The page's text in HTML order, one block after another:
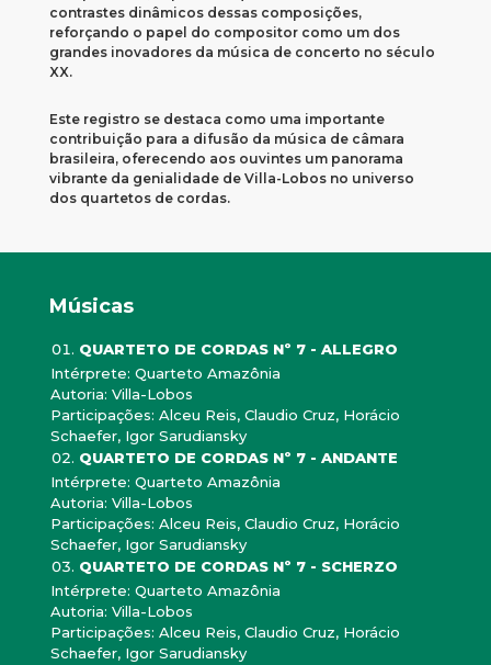
contrastes dinâmicos dessas composições,
reforçando o papel do compositor como um dos
grandes inovadores da música de concerto no século
XX.
Este registro se destaca como uma importante
contribuição para a difusão da música de câmara
brasileira, oferecendo aos ouvintes um panorama
vibrante da genialidade de Villa-Lobos no universo
dos quartetos de cordas.
Músicas
QUARTETO DE CORDAS Nº 7 - ALLEGRO
Intérprete: Quarteto Amazônia
Autoria: Villa-Lobos
Participações: Alceu Reis, Claudio Cruz, Horácio
Schaefer, Igor Sarudiansky
QUARTETO DE CORDAS Nº 7 - ANDANTE
Intérprete: Quarteto Amazônia
Autoria: Villa-Lobos
Participações: Alceu Reis, Claudio Cruz, Horácio
Schaefer, Igor Sarudiansky
QUARTETO DE CORDAS Nº 7 - SCHERZO
Intérprete: Quarteto Amazônia
Autoria: Villa-Lobos
Participações: Alceu Reis, Claudio Cruz, Horácio
Schaefer, Igor Sarudiansky